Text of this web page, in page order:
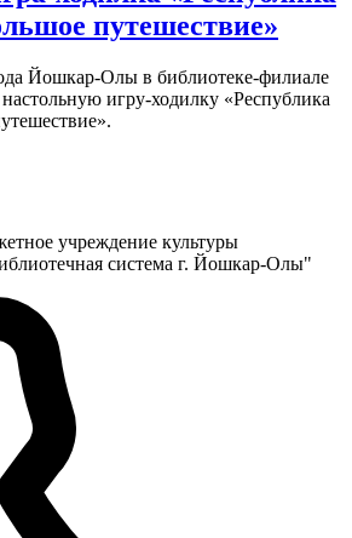
путешествие»
Йошкар-Олы в библиотеке-филиале
игру-ходилку «Республика
учреждение культуры
система г. Йошкар-Олы"